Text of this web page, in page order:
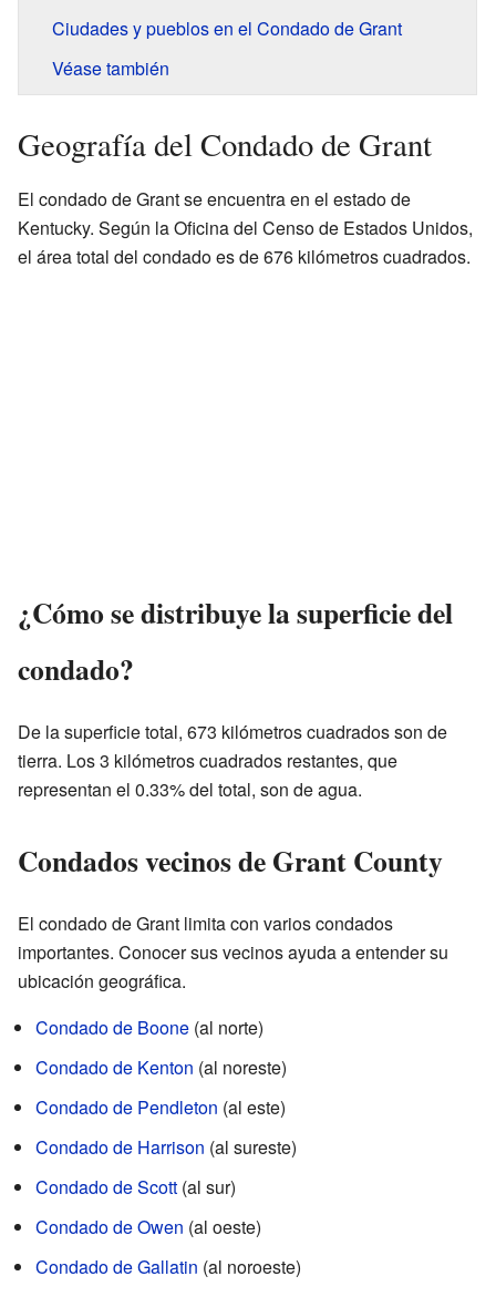
Ciudades y pueblos en el Condado de Grant
Véase también
Geografía del Condado de Grant
El condado de Grant se encuentra en el estado de
Kentucky. Según la Oficina del Censo de Estados Unidos,
el área total del condado es de 676 kilómetros cuadrados.
¿Cómo se distribuye la superficie del
condado?
De la superficie total, 673 kilómetros cuadrados son de
tierra. Los 3 kilómetros cuadrados restantes, que
representan el 0.33% del total, son de agua.
Condados vecinos de Grant County
El condado de Grant limita con varios condados
importantes. Conocer sus vecinos ayuda a entender su
ubicación geográfica.
Condado de Boone (al norte)
Condado de Kenton (al noreste)
Condado de Pendleton (al este)
Condado de Harrison (al sureste)
Condado de Scott (al sur)
Condado de Owen (al oeste)
Condado de Gallatin (al noroeste)